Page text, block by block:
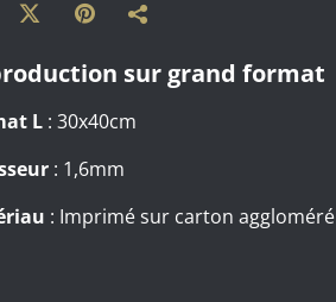
sur grand format
L : 30x40cm
: 1,6mm
: Imprimé sur carton aggloméré